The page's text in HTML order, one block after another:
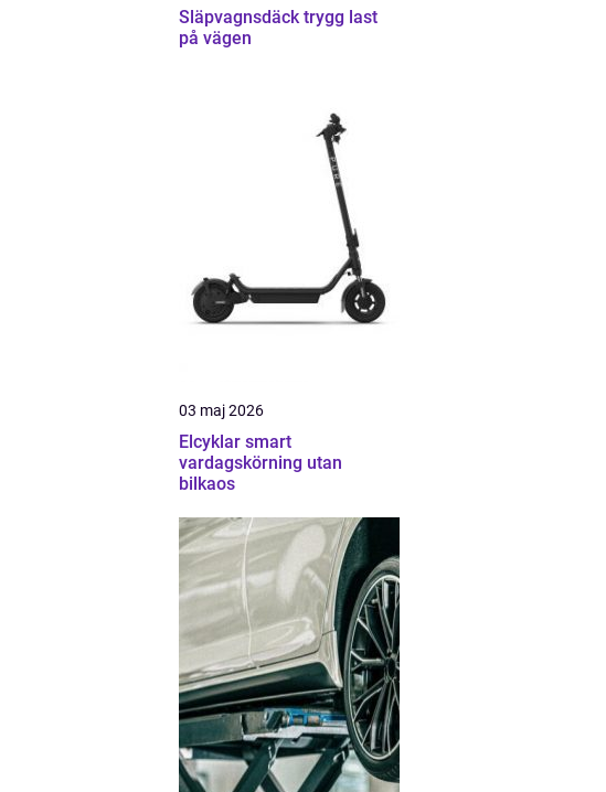
Släpvagnsdäck trygg last
på vägen
03 maj 2026
Elcyklar smart
vardagskörning utan
bilkaos